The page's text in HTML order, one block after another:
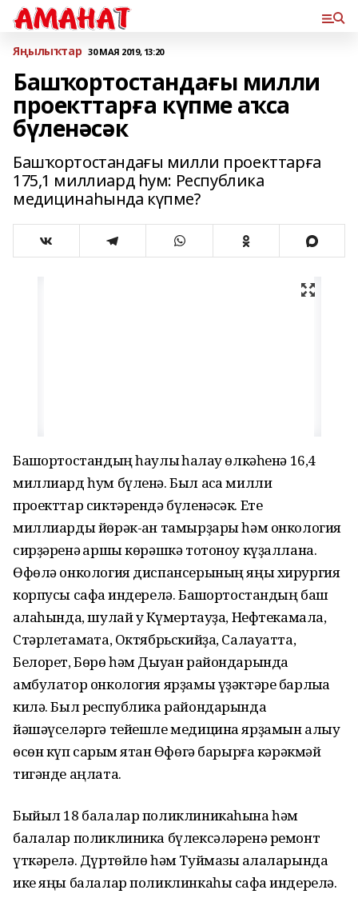
Яңылыҡтар 30 МАЯ 2019, 13:20
Башҡортостандағы милли
проекттарға күпме аҡса
бүленәсәк
Башҡортостандағы милли проекттарға
175,1 миллиард һум: Республика
медицинаһында күпме?
Башҡортостандың һаулыҡ һаҡлау өлкәһенә 16,4
миллиард һум бүленә. Был аҡса милли
проекттар сиктәрендә бүленәсәк. Ете
миллиарды йөрәк-ҡан тамырҙары һәм онкология
сирҙәренә ҡаршы көрәшкә тотоноу күҙаллана.
Өфөлә онкология диспансерының яңы хирургия
корпусы сафҡа индерелә. Башҡортостандың баш
ҡалаһында, шулай уҡ Күмертауҙа, Нефтекамала,
Стәрлетамаҡта, Октябрьскийҙа, Салауатта,
Белорет, Бөрө һәм Дыуан райондарында
амбулатор онкология ярҙамы үҙәктәре барлыҡҡа
килә. Был республика райондарында
йәшәүселәргә тейешле медицина ярҙамын алыу
өсөн күп саҡрым ятҡан Өфөгә барырға кәрәкмәй
тигәнде аңлата.
Быйыл 18 балалар поликлиникаһына һәм
балалар поликлиника бүлексәләренә ремонт
үткәрелә. Дүртөйлө һәм Туймазы ҡалаларында
ике яңы балалар поликлинкаһы сафҡа индерелә.